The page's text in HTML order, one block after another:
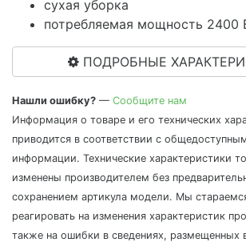
сухая уборка
потребляемая мощность 2400
ПОДРОБНЫЕ
Нашли ошибку? — Сообщите нам
Информация о товаре и его технических
приводится в соответствии с
информации. Технические характеристики
изменены производителем без
сохранением артикула модели. Мы
реагировать на изменения характеристик
также на ошибки в сведениях, размещенных